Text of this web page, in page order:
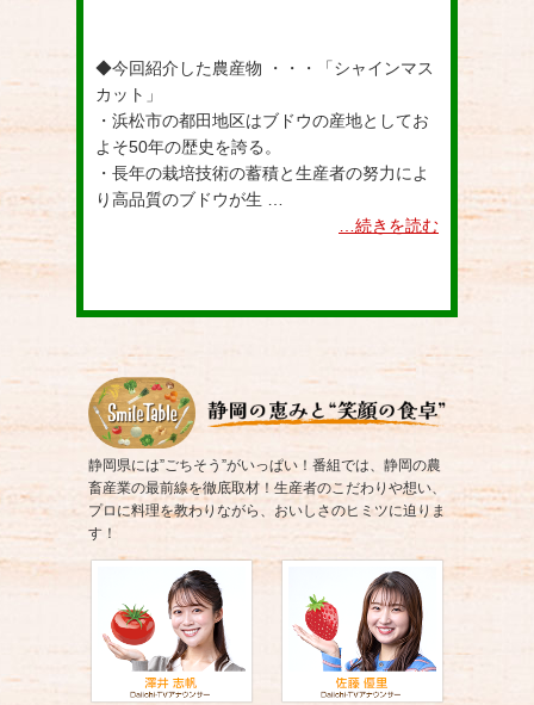
◆今回紹介した農産物 ・・・「シャインマス
カット」
・浜松市の都田地区はブドウの産地としてお
よそ50年の歴史を誇る。
・長年の栽培技術の蓄積と生産者の努力によ
り高品質のブドウが生 …
…続きを読む
静岡県には”ごちそう”がいっぱい！番組では、静岡の農
畜産業の最前線を徹底取材！生産者のこだわりや想い、
プロに料理を教わりながら、おいしさのヒミツに迫りま
す！